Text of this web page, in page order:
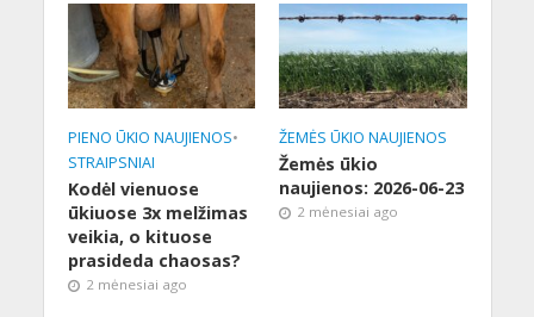
PIENO ŪKIO NAUJIENOS•
STRAIPSNIAI
Kodėl vienuose
ūkiuose 3x melžimas
veikia, o kituose
prasideda chaosas?
2 mėnesiai ago
ŽEMĖS ŪKIO NAUJIENOS
Žemės ūkio
naujienos: 2026-06-23
2 mėnesiai ago